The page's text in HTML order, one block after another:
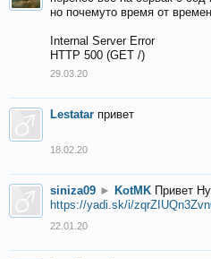
но почемуто время от
Internal Server Error
HTTP 500 (GET /)
29.03.20
Lestatar привет
18.02.20
siniza09 ► KotMK Привет
https://yadi.sk/i/
22.01.20